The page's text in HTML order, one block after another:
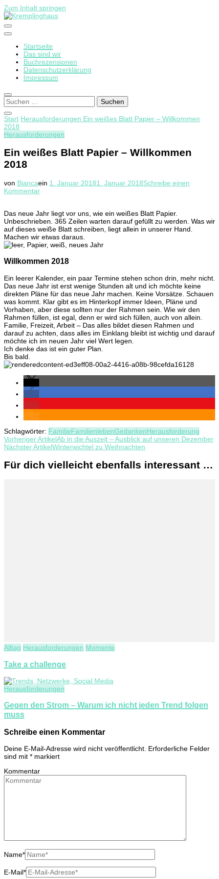
Zum Inhalt springen
Kremplinghaus
Startseite
Das sind wir
Buchrezensionen
Datenschutzerklärung
Impressum
Suchen
nach:
Start Herausforderungen Ein weißes Blatt Papier – Willkommen
2018
Herausforderungen
Ein weißes Blatt Papier – Willkommen
2018
von Biancaein 1. Januar 20181. Januar 2018Schreibe einen
Kommentarzu
Blatt
Papier
–
Willkommen
2018
Das neue Jahr liegt vor uns, wie ein weißes Blatt Papier.
Unbeschrieben. 365 Zeilen warten darauf gefüllt zu werden. Was wir
auf dieses weiße Blatt schreiben, liegt allein in unserer Hand.
Machen wir etwas daraus.
Willkommen 2018
Ein leerer Kalender, ein paar Termine stehen schon drin, mehr nicht.
Das neue Jahr ist erst wenige Stunden alt und ich möchte keine
direkten Pläne für das neue Jahr machen. Keine Vorsätze. Schauen
was kommt. Klar gibt es im Hinterkopf immer Ideen, Pläne und
Vorhaben, aber diese sollten nur der Rahmen sein. Wie wir den
Rahmen füllen, ist egal, denn er wird sich füllen, auch von allein.
Familie, Freizeit, Arbeit – Das alles bildet diesen Rahmen und
darauf zu achten, dass alles im Einklang bleibt ist wichtig und darauf
möchte ich im neuen Jahr viel Wert legen.
Ich denke das ist ein guter Plan.
Bis bald.
Schlagwörter: FamilieFamilienlebenGedankenHerausforderung
Beitragsnavigation
Vorheriger ArtikelAb in die Auszeit – Ausblick auf unseren Dezember
Nächster ArtikelWinterwichtel zu Weihnachten
Für dich vielleicht ebenfalls interessant …
Alltag Herausforderungen Momente
Take a challenge
Herausforderungen
Gegen den Strom – Warum ich nicht jeden Trend folgen
muss
Schreibe einen Kommentar
Deine E-Mail-Adresse wird nicht veröffentlicht. Erforderliche Felder
sind mit * markiert
Kommentar
Name*
E-Mail*